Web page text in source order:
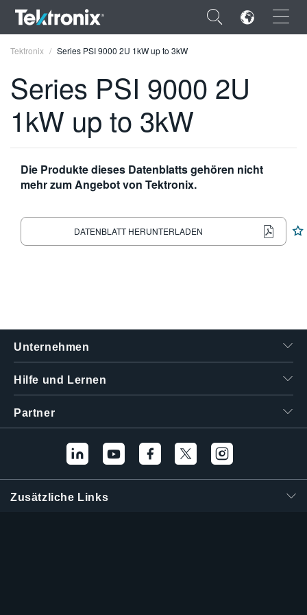
×
ENGLISH
DEUTSCH
VIỆT NAM
Tektronix Series PSI 9000 2U 1kW up to 3kW
Series PSI 9000 2U
1kW up to 3kW
Die Produkte dieses Datenblatts gehören nicht
mehr zum Angebot von Tektronix.
DATENBLATT HERUNTERLADEN
Unternehmen
Hilfe und Lernen
Partner
Zusätzliche Links